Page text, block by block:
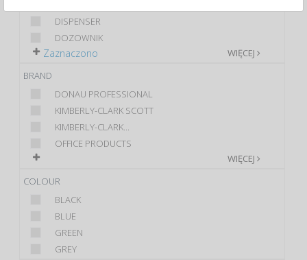
DISPENSER
DOZOWNIK
WIĘCEJ
Zaznaczono
BRAND
DONAU PROFESSIONAL
KIMBERLY-CLARK SCOTT
KIMBERLY-CLARK...
OFFICE PRODUCTS
WIĘCEJ
COLOUR
BLACK
BLUE
GREEN
GREY